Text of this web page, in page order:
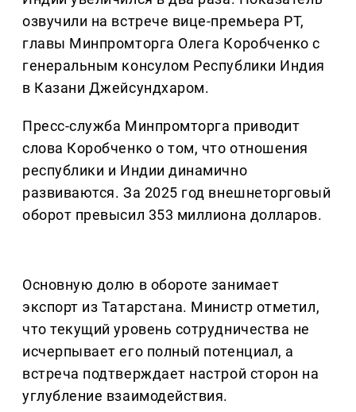
озвучили на встрече вице-премьера РТ,
главы Минпромторга Олега Коробченко с
генеральным консулом Республики Индия
в Казани Джейсундхаром.
Пресс-служба Минпромторга приводит
слова Коробченко о том, что отношения
республики и Индии динамично
развиваются. За 2025 год внешнеторговый
оборот превысил 353 миллиона долларов.
Основную долю в обороте занимает
экспорт из Татарстана. Министр отметил,
что текущий уровень сотрудничества не
исчерпывает его полный потенциал, а
встреча подтверждает настрой сторон на
углубление взаимодействия.